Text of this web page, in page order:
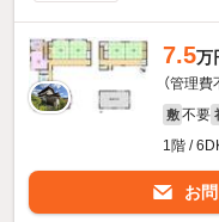
7.5万
（管理費
敷 不要
1階 /
お